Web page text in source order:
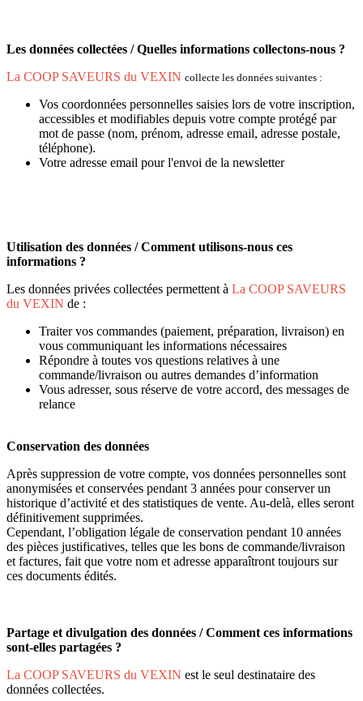
Les données collectées / Quelles informations collectons-nous ?
La COOP SAVEURS du VEXIN collecte les données suivantes :
Vos coordonnées personnelles saisies lors de votre inscription,
accessibles et modifiables depuis votre compte protégé par
mot de passe (nom, prénom, adresse email, adresse postale,
téléphone).
Votre adresse email pour l'envoi de la newsletter
Utilisation des données / Comment utilisons-nous ces
informations ?
Les données privées collectées permettent à La COOP SAVEURS
du VEXIN de :
Traiter vos commandes (paiement, préparation, livraison) en
vous communiquant les informations nécessaires
Répondre à toutes vos questions relatives à une
commande/livraison ou autres demandes d’information
Vous adresser, sous réserve de votre accord, des messages de
relance
Conservation des données
Après suppression de votre compte, vos données personnelles sont
anonymisées et conservées pendant 3 années pour conserver un
historique d’activité et des statistiques de vente. Au-delà, elles seront
définitivement supprimées.
Cependant, l’obligation légale de conservation pendant 10 années
des pièces justificatives, telles que les bons de commande/livraison
et factures, fait que votre nom et adresse apparaîtront toujours sur
ces documents édités.
Partage et divulgation des données / Comment ces informations
sont-elles partagées ?
La COOP SAVEURS du VEXIN est le seul destinataire des
données collectées.